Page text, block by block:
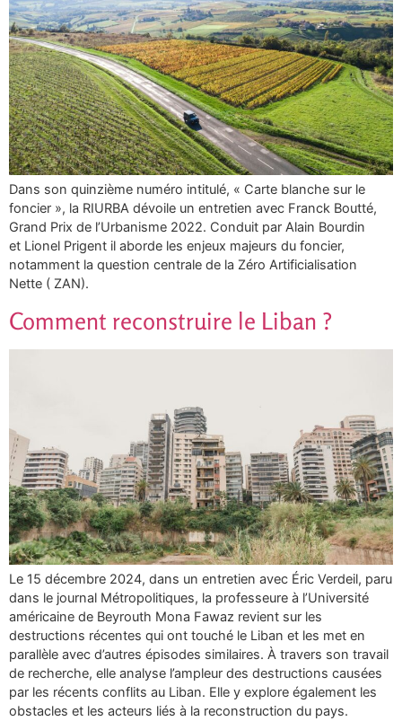
Dans son quinzième numéro intitulé, « Carte blanche sur le
foncier », la RIURBA dévoile un entretien avec Franck Boutté,
Grand Prix de l’Urbanisme 2022. Conduit par Alain Bourdin
et Lionel Prigent il aborde les enjeux majeurs du foncier,
notamment la question centrale de la Zéro Artificialisation
Nette ( ZAN).
Comment reconstruire le Liban ?
Le 15 décembre 2024, dans un entretien avec Éric Verdeil, paru
dans le journal Métropolitiques, la professeure à l’Université
américaine de Beyrouth Mona Fawaz revient sur les
destructions récentes qui ont touché le Liban et les met en
parallèle avec d’autres épisodes similaires. À travers son travail
de recherche, elle analyse l’ampleur des destructions causées
par les récents conflits au Liban. Elle y explore également les
obstacles et les acteurs liés à la reconstruction du pays.